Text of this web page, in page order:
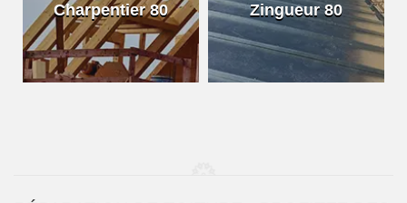
Charpentier 80 Zingueur 80